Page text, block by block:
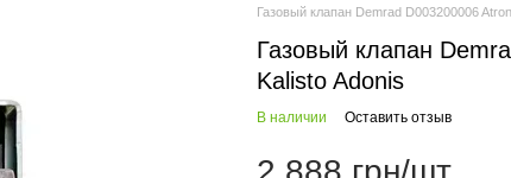
Газовый клапан Demrad D003200006
Газовый клапан
Kalisto Adonis
В наличии Оставить отзыв